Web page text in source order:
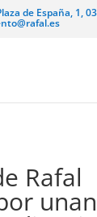
de España, 1,
Rafal